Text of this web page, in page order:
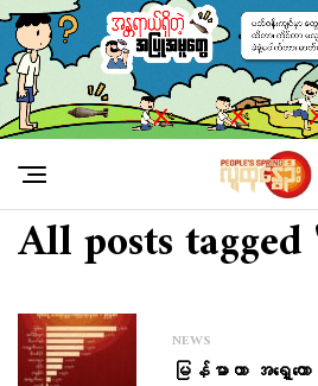
All posts
NEWS
မြန်မာဟာ အရှေ့